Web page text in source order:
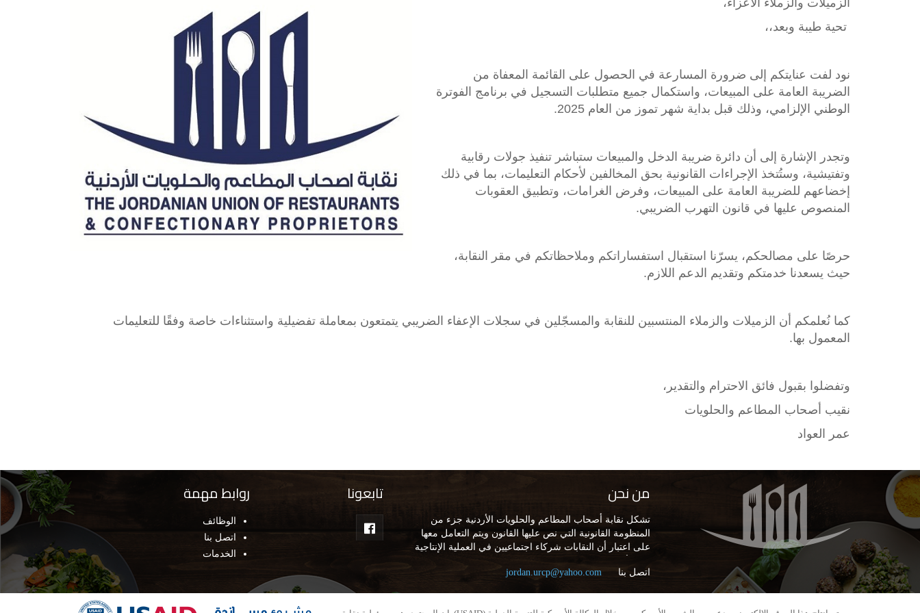
الزميلات والزملاء الأعزاء،
تحية طيبة وبعد،،
نود لفت عنايتكم إلى ضرورة المسارعة في الحصول على القائمة المعفاة من
الضريبة العامة على المبيعات، واستكمال جميع متطلبات التسجيل في برنامج الفوترة
الوطني الإلزامي، وذلك قبل بداية شهر تموز من العام 2025.
وتجدر الإشارة إلى أن دائرة ضريبة الدخل والمبيعات ستباشر تنفيذ جولات رقابية
وتفتيشية، وستُتخذ الإجراءات القانونية بحق المخالفين لأحكام التعليمات، بما في ذلك
إخضاعهم للضريبة العامة على المبيعات، وفرض الغرامات، وتطبيق العقوبات
المنصوص عليها في قانون التهرب الضريبي.
حرصًا على مصالحكم، يسرّنا استقبال استفساراتكم وملاحظاتكم في مقر النقابة،
حيث يسعدنا خدمتكم وتقديم الدعم اللازم.
كما نُعلمكم أن الزميلات والزملاء المنتسبين للنقابة والمسجّلين في سجلات الإعفاء الضريبي يتمتعون بمعاملة تفضيلية واستثناءات خاصة وفقًا للتعليمات
المعمول بها.
وتفضلوا بقبول فائق الاحترام والتقدير،
نقيب أصحاب المطاعم والحلويات
عمر العواد
من نحن
تشكل نقابة أصحاب المطاعم والحلويات الأردنية جزء من
المنظومة القانونية التي نص عليها القانون ويتم التعامل معها
على اعتبار أن النقابات شركاء اجتماعيين في العملية الإنتاجية
اتصل بنا
jordan.urcp@yahoo.com
تابعونا روابط مهمة
الوظائف
اتصل بنا
الخدمات